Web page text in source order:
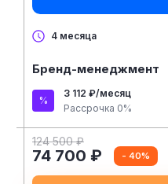
4 месяца
Бренд-менеджмент
3 112 ₽/месяц
Рассрочка 0%
124 500 ₽
74 700 ₽ - 40%